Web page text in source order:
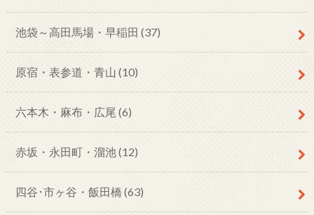
池袋～高田馬場・早稲田 (37)
原宿・表参道・青山 (10)
六本木・麻布・広尾 (6)
赤坂・永田町・溜池(12)
四谷･市ヶ谷・飯田橋 (63)